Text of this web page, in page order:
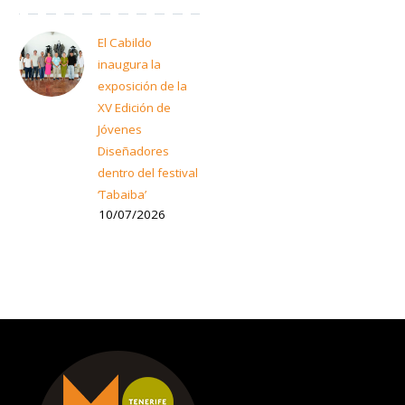
El Cabildo
inaugura la
exposición de la
XV Edición de
Jóvenes
Diseñadores
dentro del festival
‘Tabaiba’
10/07/2026